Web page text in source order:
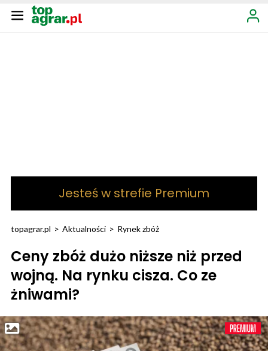
Jesteś w strefie Premium
topagrar.pl > Aktualności > Rynek zbóż
Ceny zbóż dużo niższe niż przed
wojną. Na rynku cisza. Co ze
żniwami?